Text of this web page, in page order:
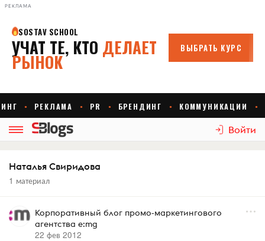
РЕКЛАМА
Войти
Наталья Свиридова
1 материал
Корпоративный блог промо-маркетингового
агентства e:mg
22 фев 2012